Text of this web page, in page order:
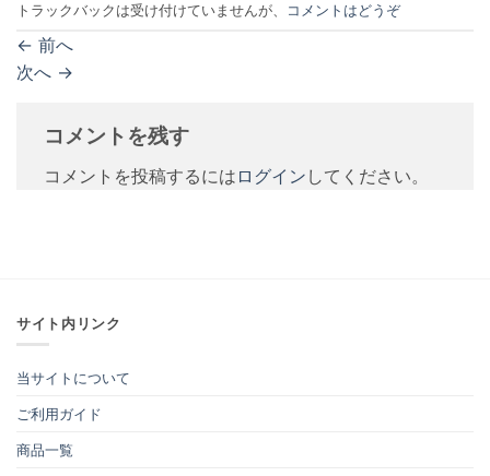
トラックバックは受け付けていませんが、 コメントはどうぞ
← 前へ
次へ →
コメントを残す
コメントを投稿するには ログイン してください。
サイト内リンク
当サイトについて
ご利用ガイド
商品一覧